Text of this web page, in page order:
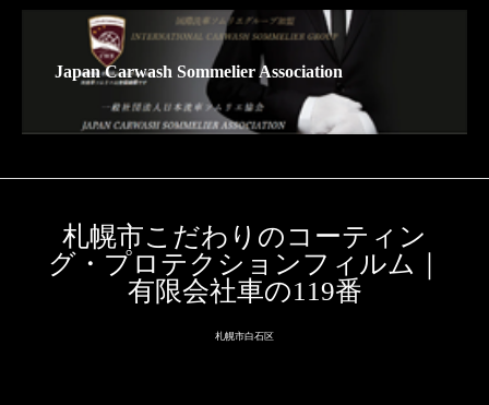
Japan Carwash Sommelier Association
札幌市こだわりのコーティン
グ・プロテクションフィルム｜
有限会社車の119番
札幌市白石区